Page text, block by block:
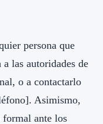
persona que
las autoridades de
o a contactarlo
Asimismo,
ante los